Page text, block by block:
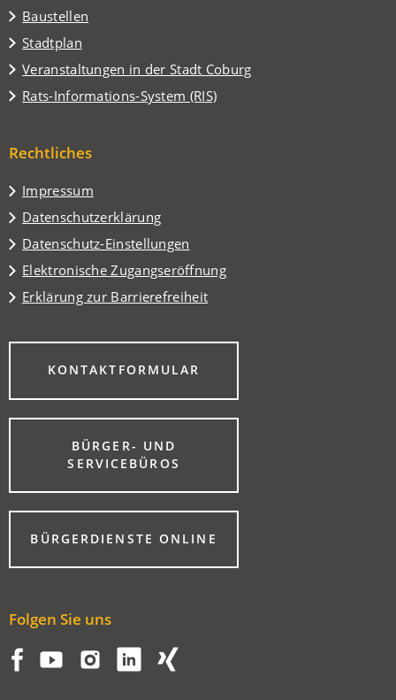
Baustellen
Stadtplan
(Öffnet
in
einem
neuen
Veranstaltungen in der Stadt Coburg
(Öffnet
in
einem
Tab)
Rats-Informations-System (RIS)
(Öffnet
neuen
Rechtliches
Impressum
Datenschutzerklärung
Datenschutz-Einstellungen
Elektronische Zugangseröffnung
Erklärung zur Barrierefreiheit
KONTAKTFORMULAR
(ÖFFNET
EINEM
NEUEN
BÜRGER- UND
SERVICEBÜROS
(ÖFFNET
EINEM
NEUEN
TAB)BÜRGERDIENSTE ONLINE
(ÖFFNET
EINEM
Folgen Sie uns